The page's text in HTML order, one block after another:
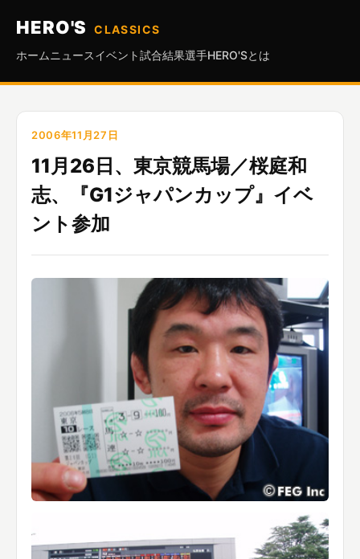
HERO'S
CLASSICS
ホーム ニュースイベント試合結果選手HERO'Sとは
2006年11月27日
11月26日、東京競馬場／桜庭和
志、『G1ジャパンカップ』イベ
ント参加